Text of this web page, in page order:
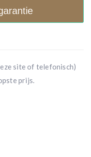
site of telefonisch)
prijs.